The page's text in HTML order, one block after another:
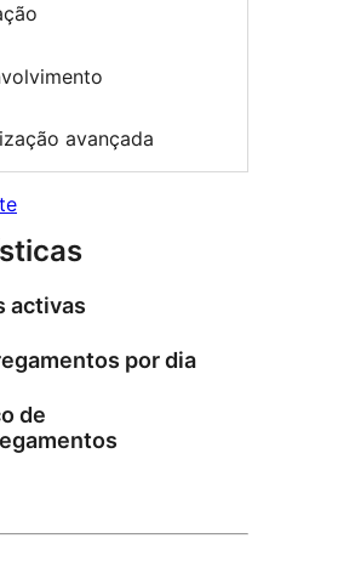
avançada
activas
por dia
de